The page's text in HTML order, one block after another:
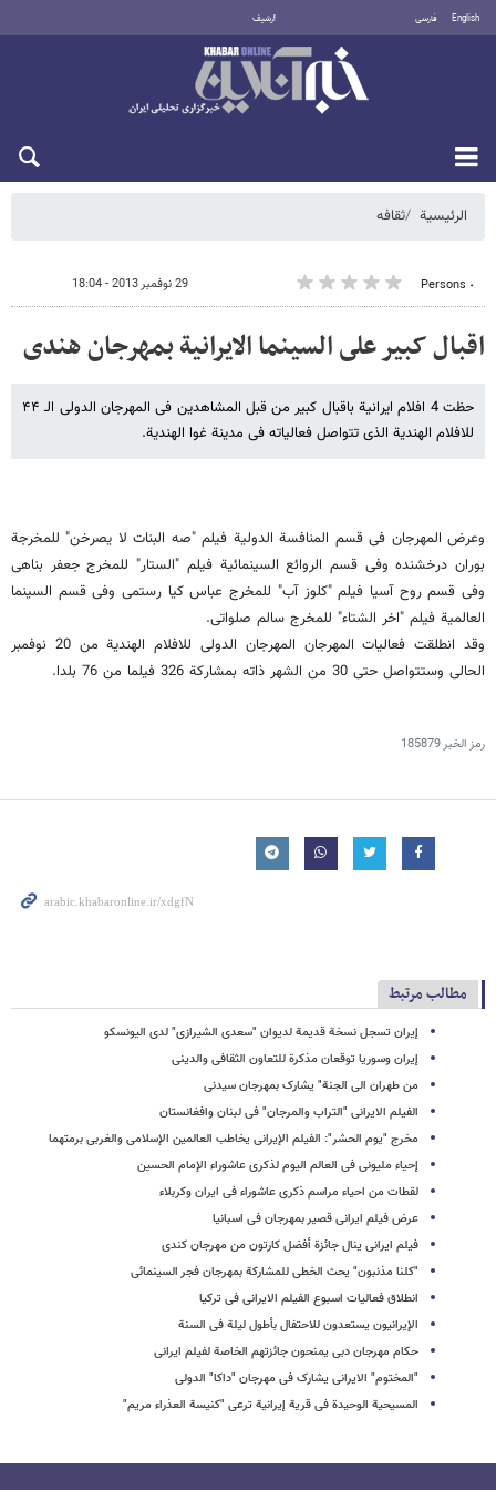
English فارسی أرشيف
الرئيسية ثقافه
٠ Persons 29 نوفمبر 2013 - 18:04
اقبال کبیر على السینما الایرانیة بمهرجان هندی
حظت 4 افلام ایرانیة باقبال کبیر من قبل المشاهدین فی المهرجان الدولی الـ ۴۴
للافلام الهندیة الذی تتواصل فعالیاته فی مدینة غوا الهندیة.
وعرض المهرجان فی قسم المنافسة الدولیة فیلم "صه البنات لا یصرخن" للمخرجة
بوران درخشنده وفی قسم الروائع السینمائیة فیلم "الستار" للمخرج جعفر بناهی
وفی قسم روح آسیا فیلم "کلوز آب" للمخرج عباس کیا رستمی وفی قسم السینما
العالمیة فیلم "اخر الشتاء" للمخرج سالم صلواتی.
وقد انطلقت فعالیات المهرجان المهرجان الدولی للافلام الهندیة من 20 نوفمبر
الحالی وستتواصل حتى 30 من الشهر ذاته بمشارکة 326 فیلما من 76 بلدا.
رمز الخبر185879
مطالب مرتبط
إیران تسجل نسخة قدیمة لدیوان "سعدی الشیرازی" لدى الیونسکو
إیران وسوریا توقعان مذکرة للتعاون الثقافی والدینی
من طهران الى الجنة" یشارک بمهرجان سیدنی
الفیلم الایرانی "التراب والمرجان" فی لبنان وافغانستان
مخرج "یوم الحشر": الفیلم الإیرانی یخاطب العالمین الإسلامی والغربی برمتهما
إحیاء ملیونی فی العالم الیوم لذکرى عاشوراء الإمام الحسین
لقطات من احیاء مراسم ذکرى عاشوراء فی ایران وکربلاء
عرض فیلم ایرانی قصیر بمهرجان فی اسبانیا
فیلم ایرانی ینال جائزة أفضل کارتون من مهرجان کندی
"کلنا مذنبون" یحث الخطى للمشارکة بمهرجان فجر السینمائی
انطلاق فعالیات اسبوع الفیلم الایرانی فی ترکیا
الإیرانیون یستعدون للاحتفال بأطول لیلة فی السنة
حکام مهرجان دبی یمنحون جائزتهم الخاصة لفیلم ایرانی
"المختوم" الایرانی یشارک فی مهرجان "داکا" الدولی
المسیحیة الوحیدة فی قریة إیرانیة ترعى "کنیسة العذراء مریم"